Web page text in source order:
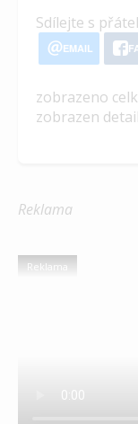
Sdílejte s
EMAIL
zobrazeno
zobrazen
Reklama
Reklama